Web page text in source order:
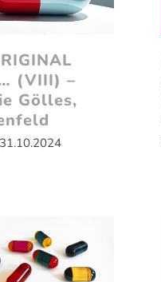
(VIII) –
Gölles,